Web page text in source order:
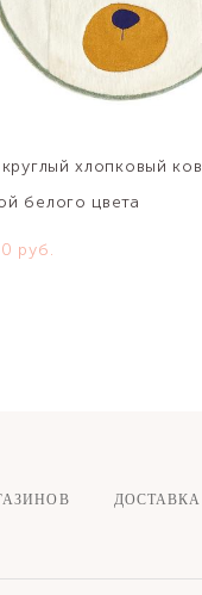
хлопковый
белого цвета
pуб.